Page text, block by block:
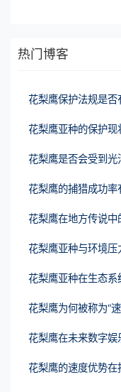
热门博客
花梨鹰保护法规是否
花梨鹰亚种的保护现
花梨鹰是否会受到光
花梨鹰的捕猎成功
花梨鹰在地方传说中
花梨鹰亚种与环境压
花梨鹰亚种在生态系
花梨鹰为何被称为“
花梨鹰在未来数字娱
花梨鹰的速度优势